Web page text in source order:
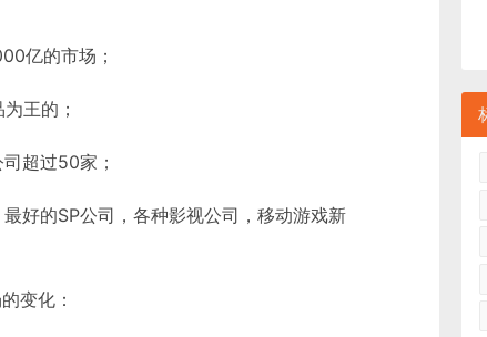
亿的市场；
王的；
超过50家；
好的SP公司，各种影视公司，移动游戏新
变化：